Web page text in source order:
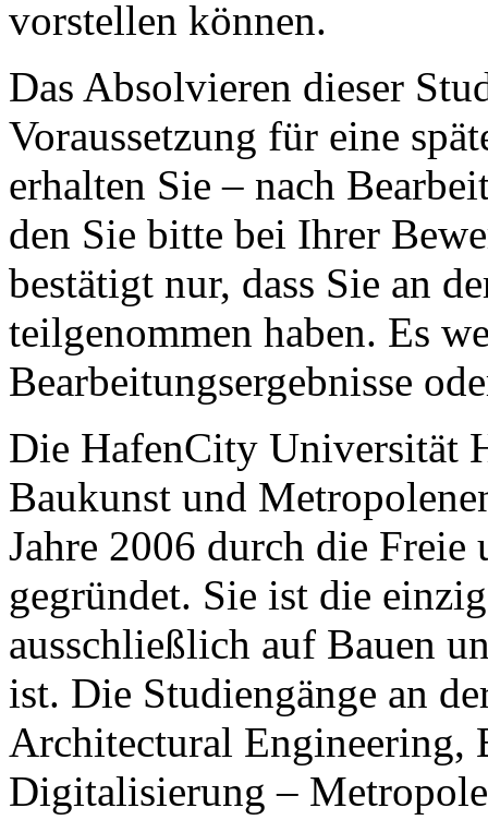
vorstellen können.
Das Absolvieren dieser
Voraussetzung für eine
erhalten Sie – nach
den Sie bitte bei Ihrer
bestätigt nur, dass Sie an
teilgenommen haben. Es
Bearbeitungsergebnisse
Die HafenCity Universität
Baukunst und
Jahre 2006 durch die Freie
gegründet. Sie ist die
ausschließlich auf Bauen
ist. Die Studiengänge an
Architectural Engineering,
Digitalisierung –